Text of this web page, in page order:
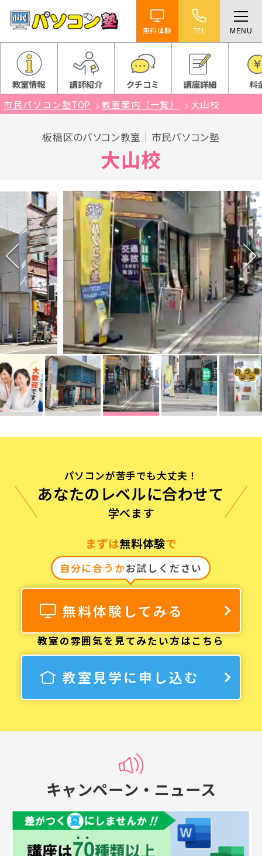
無料体験 TEL MENU
ホーム
特徴
講座紹介
教室案内
よくある質問
無料体験に申し込む
0120-868-003
受付時間／9:00〜18:00 土日祝休み
教室情報 講師紹介 クチコミ 講座詳細 料
市民パソコン塾TOP 教室案内（一覧） 大山校
板橋区のパソコン教室｜市民パソコン塾
大山校
パソコンが苦手でも大丈夫！
あなたのレベルに合わせて
学べます
まずは無料体験で
自分に合うかお試しください
無料体験してみる
教室の雰囲気を見てみたい方はこちら
教室見学に申し込む
キャンペーン・ニュース